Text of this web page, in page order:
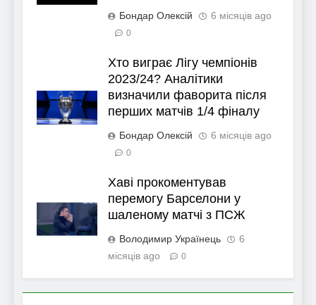
Бондар Олексій 6 місяців ago
0
Хто виграє Лігу чемпіонів
2023/24? Аналітики
визначили фаворита після
перших матчів 1/4 фіналу
Бондар Олексій 6 місяців ago
0
Хаві прокоментував
перемогу Барселони у
шаленому матчі з ПСЖ
Володимир Українець
6
місяців ago
0